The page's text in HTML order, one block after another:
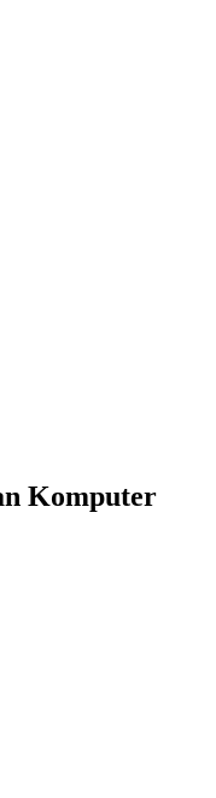
Komputer